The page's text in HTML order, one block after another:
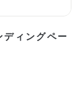
ディングペー